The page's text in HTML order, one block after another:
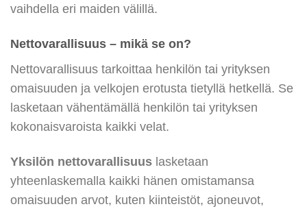
vaihdella eri maiden välillä.
Nettovarallisuus – mikä se on?
Nettovarallisuus tarkoittaa henkilön tai yrityksen
omaisuuden ja velkojen erotusta tietyllä hetkellä. Se
lasketaan vähentämällä henkilön tai yrityksen
kokonaisvaroista kaikki velat.
Yksilön nettovarallisuus lasketaan
yhteenlaskemalla kaikki hänen omistamansa
omaisuuden arvot, kuten kiinteistöt, ajoneuvot,